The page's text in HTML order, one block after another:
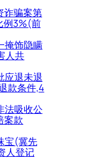
诈骗案第
例3%(前
掩饰隐瞒
人共
应退未退
款条件,4
法吸收公
案款
宝(冀先
人登记